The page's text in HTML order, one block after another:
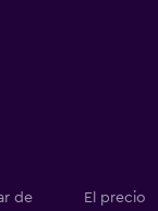
de
El precio